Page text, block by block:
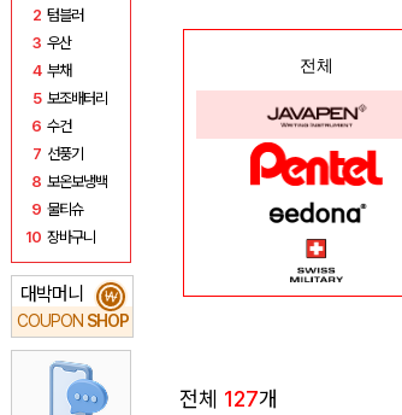
2 텀블러
3 우산
4 부채
5 보조배터리
6 수건
7 선풍기
8 보온보냉백
9 물티슈
10 장바구니
대박머니
COUPON SHOP
₩
전체
전체 127개